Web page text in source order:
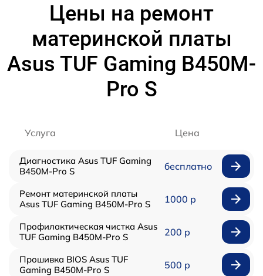
Цены на ремонт
материнской платы
Asus TUF Gaming B450M-
Pro S
Услуга Цена
Диагностика Asus TUF Gaming
B450M-Pro S
бесплатно
Ремонт материнской платы
Asus TUF Gaming B450M-Pro S
1000 р
Профилактическая чистка Asus
TUF Gaming B450M-Pro S
200 р
Прошивка BIOS Asus TUF
Gaming B450M-Pro S
500 р